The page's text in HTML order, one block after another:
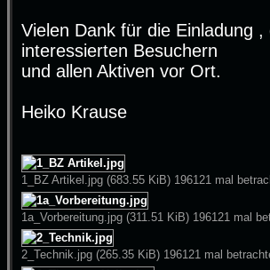
Vielen Dank für die Einladung ,
interessierten Besuchern
und allen Aktiven vor Ort.
Heiko Krause
1_BZ Artikel.jpg (683.55 KiB) 196121 mal
1a_Vorbereitung.jpg (311.51 KiB) 196121 mal
2_Technik.jpg (265.35 KiB) 196121 mal